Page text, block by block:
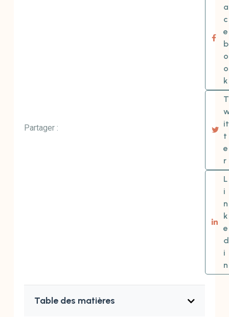
Partager :
a
c
e
b
o
o
k
T
it
t
e
r
L
i
n
k
e
d
i
n
Table des matières